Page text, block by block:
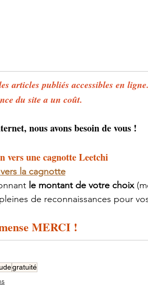
articles publiés accessibles en
du site a un coût.
nous avons besoin de vous !
vers une cagnotte Leetchi
la cagnotte
le montant de votre choix
de reconnaissances pour
MERCI !
gratuité